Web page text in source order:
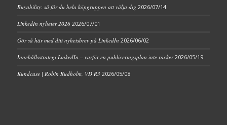
Buyability: så får du hela köpgruppen att välja dig 2026/07/14
LinkedIn nyheter 2026 2026/07/01
Gör så här med ditt nyhetsbrev på LinkedIn 2026/06/02
Innehållsstrategi LinkedIn – varför en publiceringsplan inte räcker 2026/05/19
Kundcase | Robin Rudholm, VD R3 2026/05/08